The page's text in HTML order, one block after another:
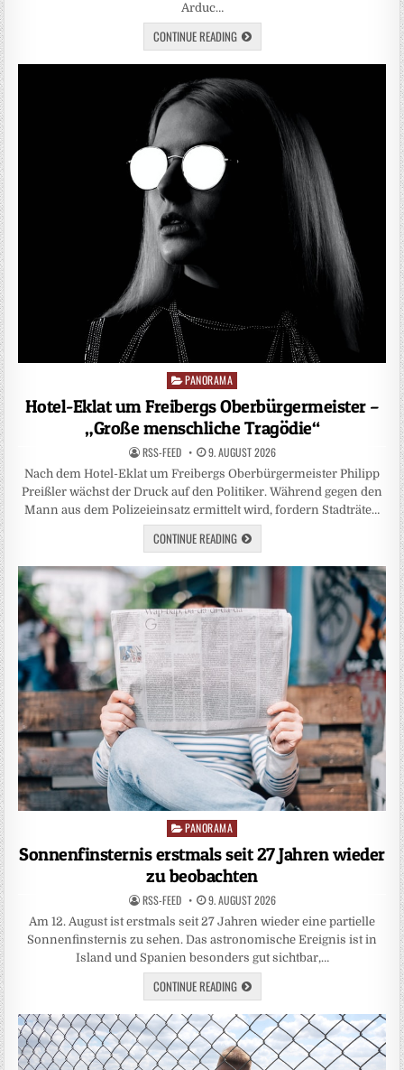
Arduc…
CONTINUE READING
Posted
in
PANORAMA
Hotel-Eklat um Freibergs Oberbürgermeister –
„Große menschliche Tragödie“
RSS-FEED 9. AUGUST 2026
Nach dem Hotel-Eklat um Freibergs Oberbürgermeister Philipp
Preißler wächst der Druck auf den Politiker. Während gegen den
Mann aus dem Polizeieinsatz ermittelt wird, fordern Stadträte…
CONTINUE READING
Posted
PANORAMA
Sonnenfinsternis erstmals seit 27 Jahren wieder
zu beobachten
RSS-FEED 9. AUGUST 2026
Am 12. August ist erstmals seit 27 Jahren wieder eine partielle
Sonnenfinsternis zu sehen. Das astronomische Ereignis ist in
Island und Spanien besonders gut sichtbar,…
CONTINUE READING